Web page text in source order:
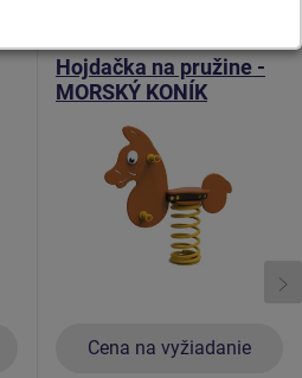
Hojdačka na pružine -
MORSKÝ KONÍK
Cena na vyžiadanie